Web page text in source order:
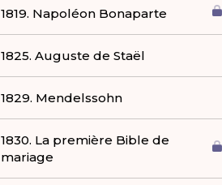
1819. Napoléon Bonaparte
1825. Auguste de Staël
1829. Mendelssohn
1830. La première Bible de
mariage